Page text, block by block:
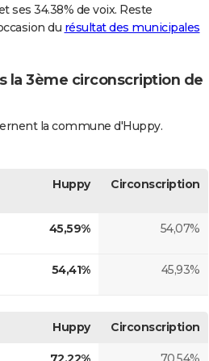
ses 34.38% de voix. Reste
du résultat des municipales
la 3ème circonscription de
la commune d'Huppy.
Huppy Circonscription
45,59% 54,07%
54,41% 45,93%
Huppy Circonscription